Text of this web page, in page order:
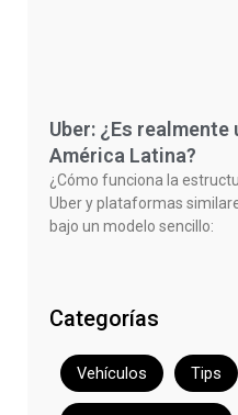
Uber: ¿Es realmente
América Latina?
¿Cómo funciona la
Uber y plataformas
bajo un modelo sencillo:
Categorías
Vehículos Tips